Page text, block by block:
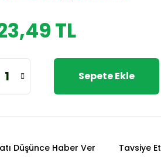
TL
Sepete Ekle
Düşünce Haber Ver Tavsiye Et